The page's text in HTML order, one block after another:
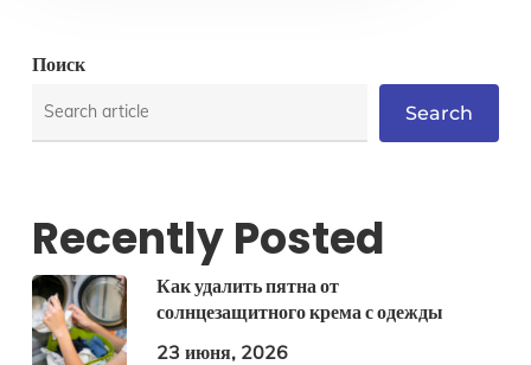
Поиск
Search
Recently Posted
Как удалить пятна от
солнцезащитного крема с одежды
23 июня, 2026